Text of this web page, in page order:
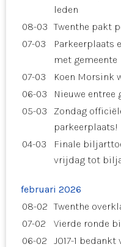
leden
08-03 Twenthe pakt
07-03
Parkeerplaats
met gemeente
07-03
Koen Morsink
06-03
Nieuwe
05-03
Zondag
parkeerplaats!
04-03
Finale
vrijdag tot
februari 2026
08-02 Twenthe
07-02
Vierde ronde
06-02
JO17-1